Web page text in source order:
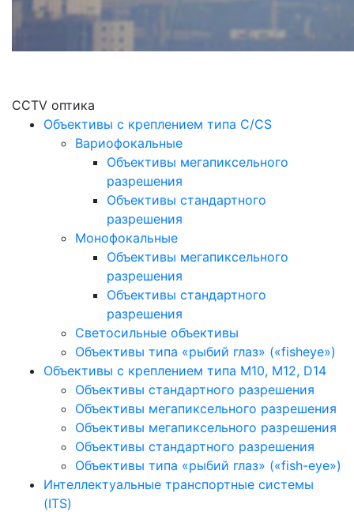
CCTV оптика
Объективы с креплением типа C/CS
Вариофокальные
Объективы мегапиксельного
разрешения
Объективы стандартного
разрешения
Монофокальные
Объективы мегапиксельного
разрешения
Объективы стандартного
разрешения
Светосильные объективы
Объективы типа «рыбий глаз» («fisheye»)
Объективы с креплением типа M10, M12, D14
Объективы стандартного разрешения
Объективы мегапиксельного разрешения
Объективы мегапиксельного разрешения
Объективы стандартного разрешения
Объективы типа «рыбий глаз» («fish-eye»)
Интеллектуальные транспортные системы
(ITS)